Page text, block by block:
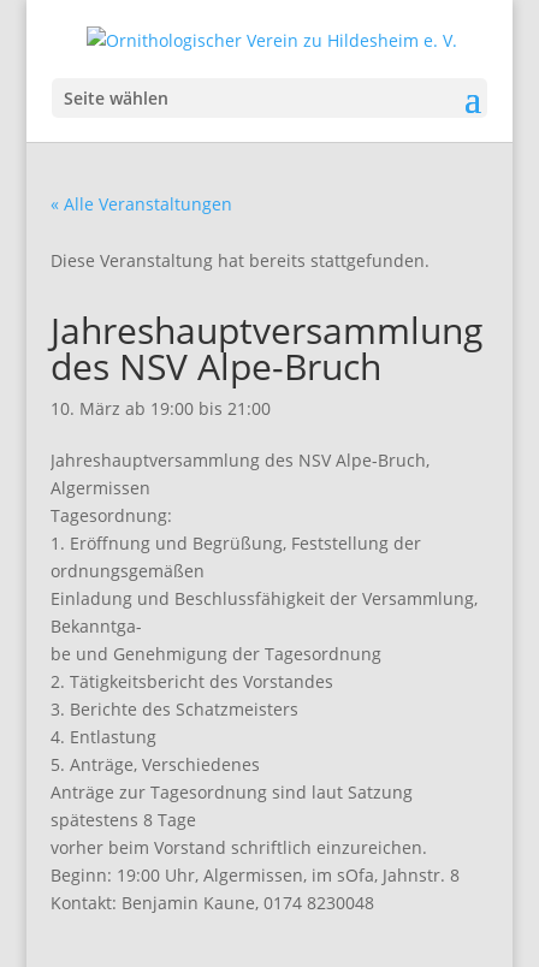
Seite wählen
« Alle Veranstaltungen
Diese Veranstaltung hat bereits stattgefunden.
Jahreshauptversammlung
des NSV Alpe-Bruch
10. März ab 19:00 bis 21:00
Jahreshauptversammlung des NSV Alpe-Bruch,
Algermissen
Tagesordnung:
1. Eröffnung und Begrüßung, Feststellung der
ordnungsgemäßen
Einladung und Beschlussfähigkeit der Versammlung,
Bekanntga-
be und Genehmigung der Tagesordnung
2. Tätigkeitsbericht des Vorstandes
3. Berichte des Schatzmeisters
4. Entlastung
5. Anträge, Verschiedenes
Anträge zur Tagesordnung sind laut Satzung
spätestens 8 Tage
vorher beim Vorstand schriftlich einzureichen.
Beginn: 19:00 Uhr, Algermissen, im sOfa, Jahnstr. 8
Kontakt: Benjamin Kaune, 0174 8230048